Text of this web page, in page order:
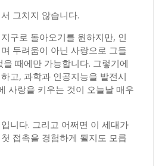
그치지 않습니다.
구로 돌아오기를 원하지만, 인
두려움이 아닌 사랑으로 그들
때에만 가능합니다. 그렇기에
고, 과학과 인공지능을 발전시
사랑을 키우는 것이 오늘날 매우
니다. 그리고 어쩌면 이 세대가
접촉을 경험하게 될지도 모릅